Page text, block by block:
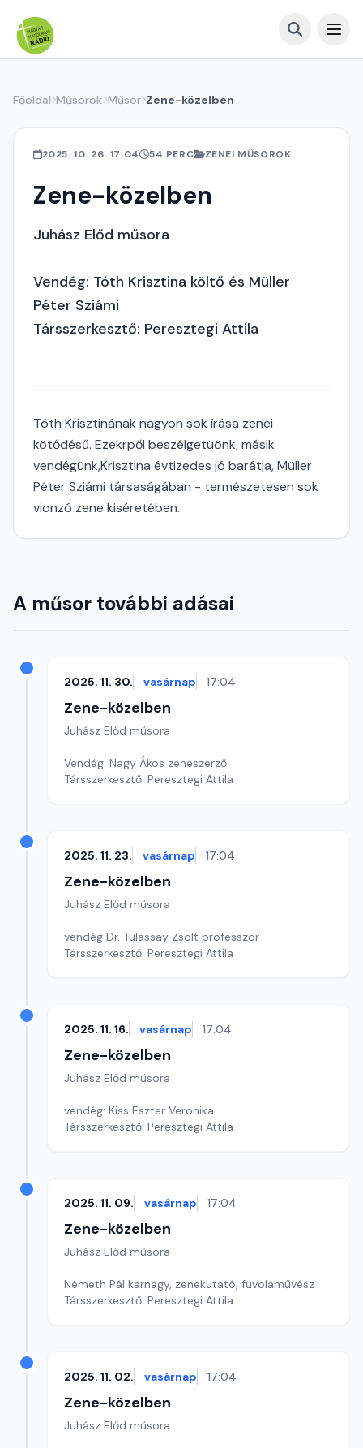
Főoldal Műsorok Műsor Zene-közelben
2025. 10. 26. 17:04 54 PERC ZENEI MŰSOROK
Zene-közelben
Juhász Előd műsora
Vendég: Tóth Krisztina költő és Müller
Péter Sziámi
Társszerkesztő: Peresztegi Attila
Tóth Krisztinának nagyon sok írása zenei
kötődésű. Ezekrpől beszélgetüönk, másik
vendégünk,Krisztina évtizedes jó barátja, Müller
Péter Sziámi társaságában - természetesen sok
vionzó zene kiséretében.
A műsor további adásai
2025. 11. 30. vasárnap 17:04
Zene-közelben
Juhász Előd műsora
Vendég: Nagy Ákos zeneszerző
Társszerkesztő: Peresztegi Attila
2025. 11. 23. vasárnap 17:04
Zene-közelben
Juhász Előd műsora
vendég Dr. Tulassay Zsolt professzor
Társszerkesztő: Peresztegi Attila
2025. 11. 16. vasárnap 17:04
Zene-közelben
Juhász Előd műsora
vendég: Kiss Eszter Veronika
Társszerkesztő: Peresztegi Attila
2025. 11. 09. vasárnap 17:04
Zene-közelben
Juhász Előd műsora
Németh Pál karnagy, zenekutató, fuvolaművész
Társszerkesztő: Peresztegi Attila
2025. 11. 02. vasárnap 17:04
Zene-közelben
Juhász Előd műsora